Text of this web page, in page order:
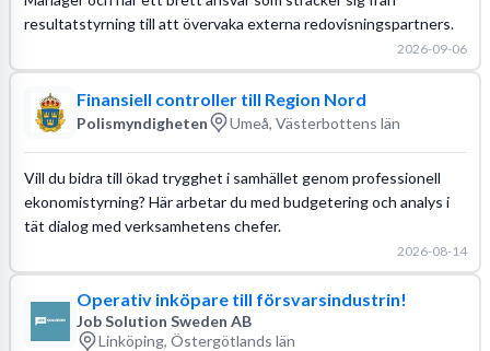
resultatstyrning till att övervaka externa redovisningspartners.
2026-09-06
Finansiell controller till Region Nord
Polismyndigheten Umeå, Västerbottens län
Vill du bidra till ökad trygghet i samhället genom professionell
ekonomistyrning? Här arbetar du med budgetering och analys i
tät dialog med verksamhetens chefer.
2026-08-14
Operativ inköpare till försvarsindustrin!
Job Solution Sweden AB
Linköping, Östergötlands län